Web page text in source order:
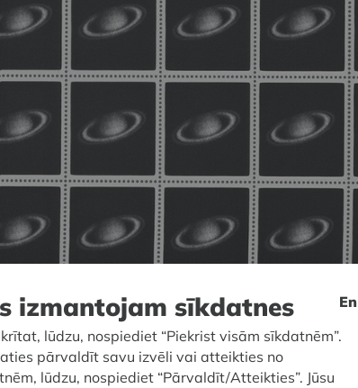
En
izmantojam sīkdatnes
lūdzu, nospiediet “Piekrist visām sīkdatnēm”.
pārvaldīt savu izvēli vai atteikties no
lūdzu, nospiediet “Pārvaldīt/Atteikties”. Jūsu